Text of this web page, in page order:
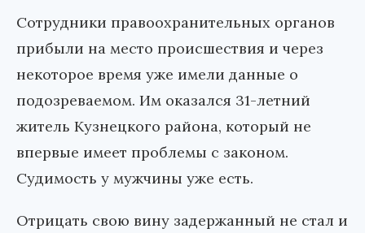
Сотрудники правоохранительных органов
прибыли на место происшествия и через
некоторое время уже имели данные о
подозреваемом. Им оказался 31-летний
житель Кузнецкого района, который не
впервые имеет проблемы с законом.
Судимость у мужчины уже есть.
Отрицать свою вину задержанный не стал и